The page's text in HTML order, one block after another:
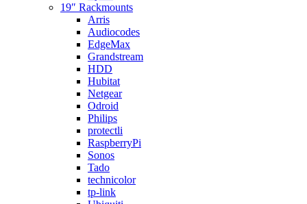
19″ Rackmounts
Arris
Audiocodes
EdgeMax
Grandstream
HDD
Hubitat
Netgear
Odroid
Philips
protectli
RaspberryPi
Sonos
Tado
technicolor
tp-link